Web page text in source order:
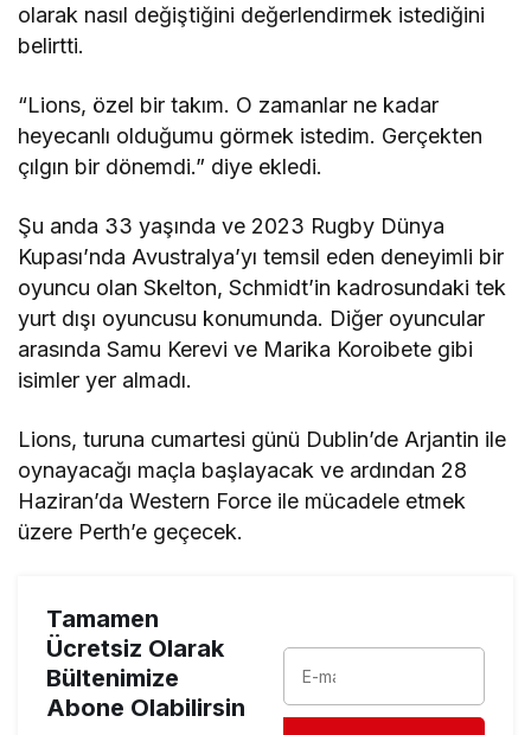
olarak nasıl değiştiğini değerlendirmek istediğini
belirtti.
“Lions, özel bir takım. O zamanlar ne kadar
heyecanlı olduğumu görmek istedim. Gerçekten
çılgın bir dönemdi.” diye ekledi.
Şu anda 33 yaşında ve 2023 Rugby Dünya
Kupası’nda Avustralya’yı temsil eden deneyimli bir
oyuncu olan Skelton, Schmidt’in kadrosundaki tek
yurt dışı oyuncusu konumunda. Diğer oyuncular
arasında Samu Kerevi ve Marika Koroibete gibi
isimler yer almadı.
Lions, turuna cumartesi günü Dublin’de Arjantin ile
oynayacağı maçla başlayacak ve ardından 28
Haziran’da Western Force ile mücadele etmek
üzere Perth’e geçecek.
Tamamen
Ücretsiz Olarak
Bültenimize
Abone Olabilirsin